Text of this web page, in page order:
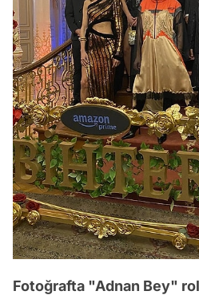
Fotoğrafta "Adnan Bey"